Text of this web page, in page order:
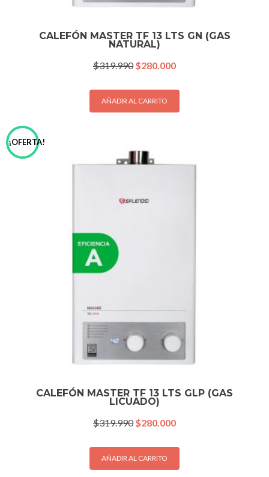
CALEFÓN MASTER TF 13 LTS GN (GAS
NATURAL)
$319.990 El
original
era:
$319.990.
$280.000El
actual
$280.000.
AÑADIR AL CARRITO
¡OFERTA!
CALEFÓN MASTER TF 13 LTS GLP (GAS
LICUADO)
$319.990 El
original
era:
$319.990.
$280.000El
actual
$280.000.
AÑADIR AL CARRITO